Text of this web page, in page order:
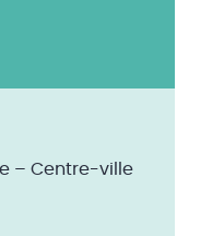
– Centre-ville